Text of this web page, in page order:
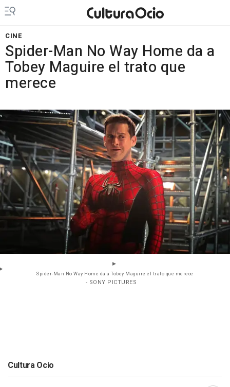
CINE
Spider-Man No Way Home da a
Tobey Maguire el trato que
merece
Spider-Man No Way Home da a Tobey Maguire el trato que merece
- SONY PICTURES
Cultura Ocio